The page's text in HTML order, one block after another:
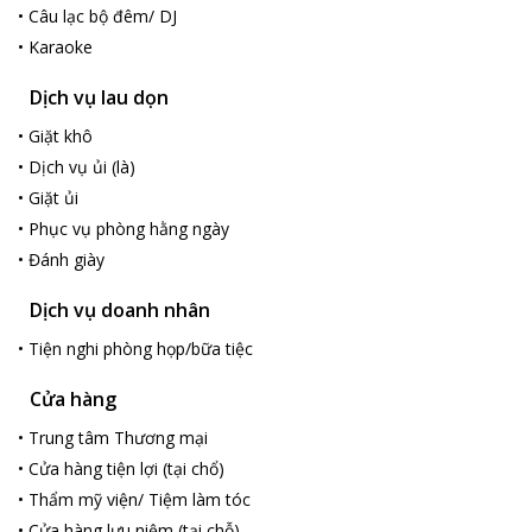
• Câu lạc bộ đêm/ DJ
• Karaoke
Dịch vụ lau dọn
• Giặt khô
• Dịch vụ ủi (là)
• Giặt ủi
• Phục vụ phòng hằng ngày
• Đánh giày
Dịch vụ doanh nhân
• Tiện nghi phòng họp/bữa tiệc
Cửa hàng
• Trung tâm Thương mại
• Cửa hàng tiện lợi (tại chổ)
• Thẩm mỹ viện/ Tiệm làm tóc